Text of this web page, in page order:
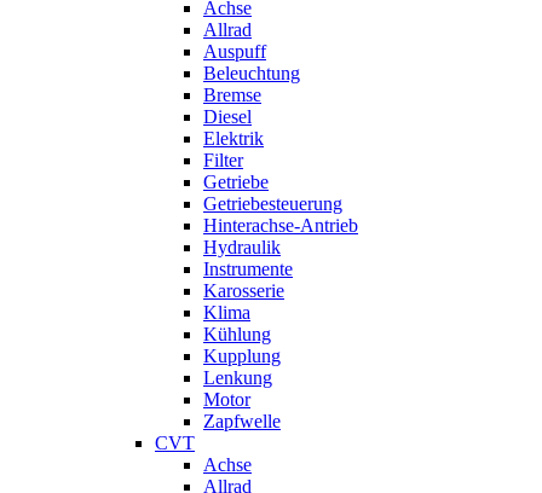
Achse
Allrad
Auspuff
Beleuchtung
Bremse
Diesel
Elektrik
Filter
Getriebe
Getriebesteuerung
Hinterachse-Antrieb
Hydraulik
Instrumente
Karosserie
Klima
Kühlung
Kupplung
Lenkung
Motor
Zapfwelle
CVT
Achse
Allrad